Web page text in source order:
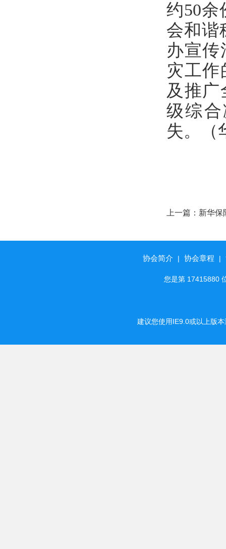
约50余
会和谐
办宣
灾工
及推
级综
失。（
上一篇： 新华保
协会简介 | 协会章程 |
您是第 17415880
建议您使用IE9.0或以上版